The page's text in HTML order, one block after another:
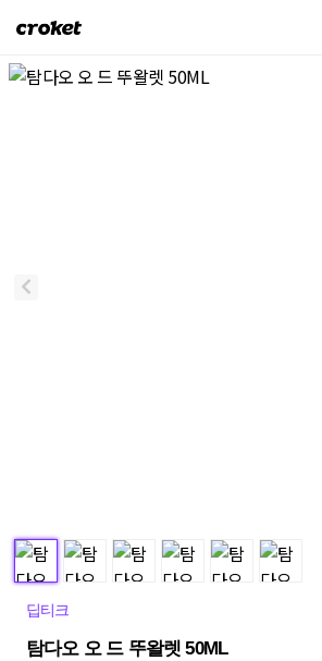
크
켓
딥티크
탐다오 오 드 뚜왈렛 50ML